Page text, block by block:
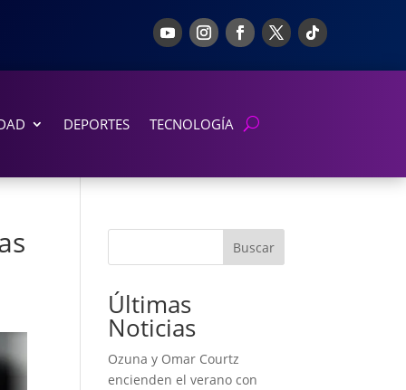
DEPORTES TECNOLOGÍA
Buscar
Últimas
Noticias
Ozuna y Omar Courtz
encienden el verano con